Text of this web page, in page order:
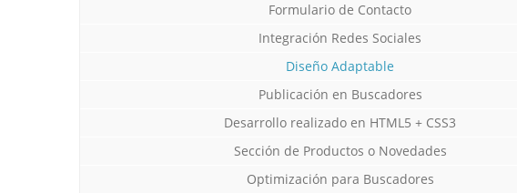
Formulario de Contacto
Integración Redes Sociales
Diseño Adaptable
Publicación en Buscadores
Desarrollo realizado en HTML5 + CSS3
Sección de Productos o Novedades
Optimización para Buscadores